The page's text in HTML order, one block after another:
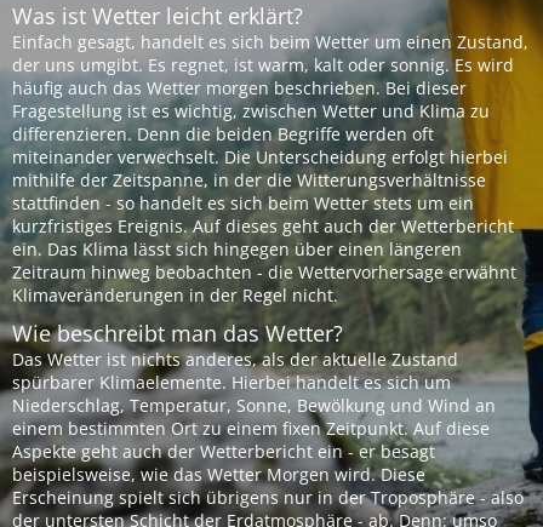
Was ist Wetter leicht erklärt?
Einfach gesagt, handelt es sich beim Wetter um einen Zustand,
der uns umgibt. Es regnet, ist warm, kalt oder sonnig. Es wird
häufig auch das Wetter morgen beschrieben. Bei dieser
Fragestellung ist es wichtig, zwischen Wetter und Klima zu
differenzieren. Denn die beiden Begriffe werden oft
miteinander verwechselt. Die Unterscheidung erfolgt hierbei
mithilfe der Zeitspanne, in der die Witterungsverhältnisse
stattfinden - so handelt es sich beim Wetter stets um ein
kurzfristiges Ereignis. Auf dieses geht auch der Wetterbericht
ein. Das Klima lässt sich hingegen über einen längeren
Zeitraum hinweg beobachten - die Wettervorhersage erwähnt
Klimaveränderungen in der Regel nicht.
Wie beschreibt man das Wetter?
Das Wetter ist nichts anderes, als der aktuelle Zustand
spürbarer Klimaelemente. Hierbei handelt es sich um
Niederschlag, Temperatur, Sonne, Bewölkung und Wind an
einem bestimmten Ort zu einem fixen Zeitpunkt. Auf diese
Aspekte geht auch der Wetterbericht ein - er besagt
beispielsweise, wie das Wetter Morgen wird. Diese
Erscheinung spielt sich übrigens nur in der Troposphäre - also
der untersten Schicht der Erdatmosphäre - ab. Denn: umso